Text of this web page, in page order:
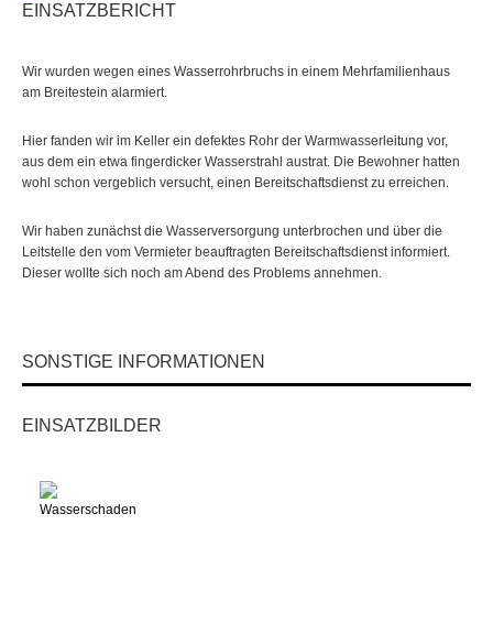
EINSATZBERICHT
Wir wurden wegen eines Wasserrohrbruchs in einem Mehrfamilienhaus
am Breitestein alarmiert.
Hier fanden wir im Keller ein defektes Rohr der Warmwasserleitung vor,
aus dem ein etwa fingerdicker Wasserstrahl austrat. Die Bewohner hatten
wohl schon vergeblich versucht, einen Bereitschaftsdienst zu erreichen.
Wir haben zunächst die Wasserversorgung unterbrochen und über die
Leitstelle den vom Vermieter beauftragten Bereitschaftsdienst informiert.
Dieser wollte sich noch am Abend des Problems annehmen.
SONSTIGE INFORMATIONEN
EINSATZBILDER